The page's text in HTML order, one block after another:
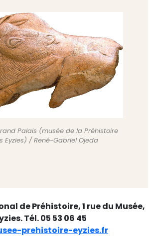
Palais (musée de la Préhistoire
Eyzies) / René-Gabriel Ojeda
de Préhistoire, 1 rue du Musée,
Tél. 05 53 06 45
prehistoire-eyzies.fr